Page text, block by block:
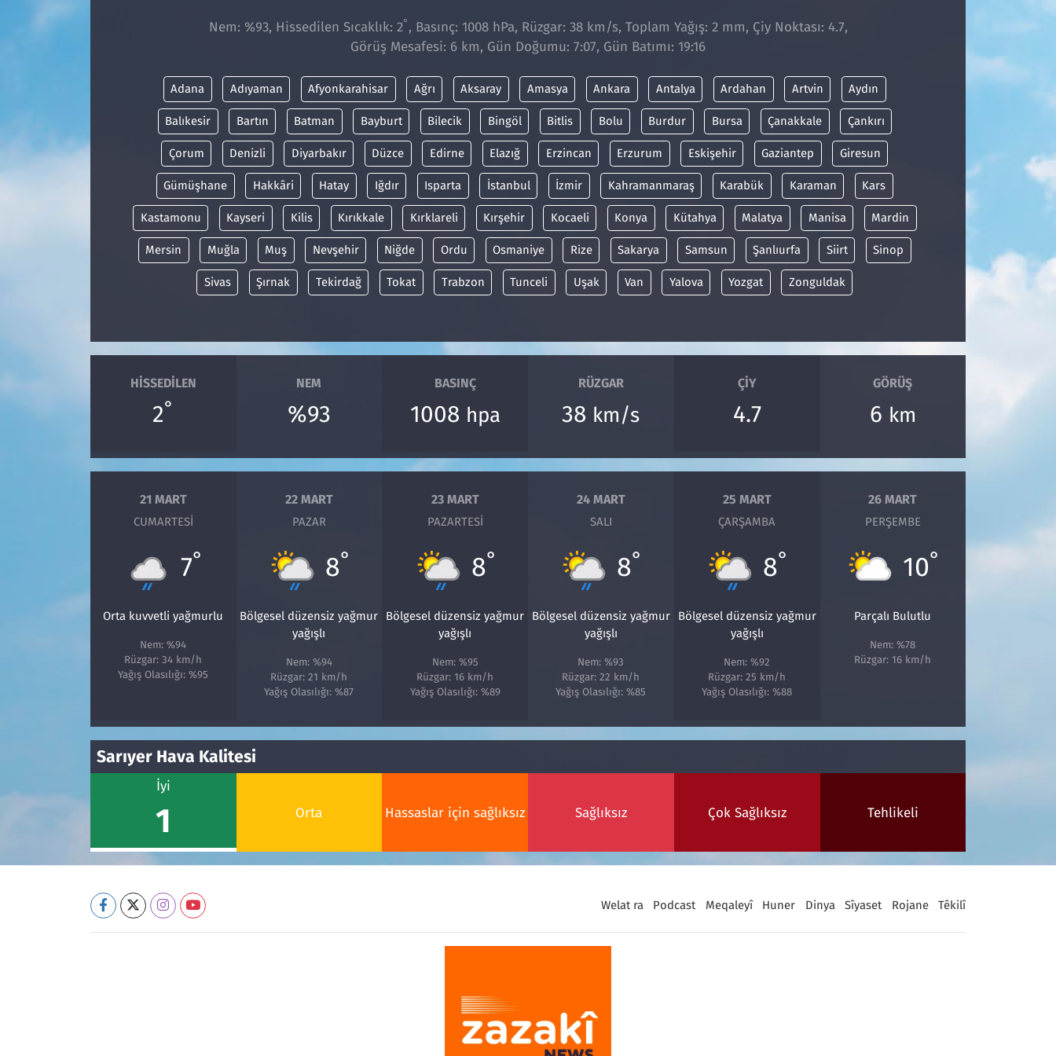
Nem: %93, Hissedilen Sıcaklık: 2° , Basınç: 1008 hPa, Rüzgar: 38 km/s, Toplam Yağış: 2 mm, Çiy Noktası: 4.7,
Görüş Mesafesi: 6 km, Gün Doğumu: 7:07, Gün Batımı: 19:16
Adana Adıyaman Afyonkarahisar Ağrı Aksaray Amasya Ankara Antalya Ardahan Artvin Aydın
Balıkesir Bartın Batman Bayburt Bilecik Bingöl Bitlis Bolu Burdur Bursa Çanakkale Çankırı
Çorum Denizli Diyarbakır Düzce Edirne Elazığ Erzincan Erzurum Eskişehir Gaziantep Giresun
Gümüşhane Hakkâri Hatay Iğdır Isparta İstanbul İzmir Kahramanmaraş Karabük Karaman Kars
Kastamonu Kayseri Kilis Kırıkkale Kırklareli Kırşehir Kocaeli Konya Kütahya Malatya Manisa Mardin
Mersin Muğla Muş Nevşehir Niğde Ordu Osmaniye Rize Sakarya Samsun Şanlıurfa Siirt Sinop
Sivas Şırnak Tekirdağ Tokat Trabzon Tunceli Uşak Van Yalova Yozgat Zonguldak
HISSEDILEN
2°
NEM
%93
BASINÇ
1008 hpa
RÜZGAR
38 km/s
ÇIY
4.7
GÖRÜŞ
6 km
21 MART
CUMARTESI
7°
Orta kuvvetli yağmurlu
Nem: %94
Rüzgar: 34 km/h
Yağış Olasılığı: %95
22 MART
PAZAR
8°
Bölgesel düzensiz yağmur
yağışlı
Nem: %94
Rüzgar: 21 km/h
Yağış Olasılığı: %87
23 MART
PAZARTESI
8°
Bölgesel düzensiz yağmur
yağışlı
Nem: %95
Rüzgar: 16 km/h
Yağış Olasılığı: %89
24 MART
SALI
8°
Bölgesel düzensiz yağmur
yağışlı
Nem: %93
Rüzgar: 22 km/h
Yağış Olasılığı: %85
25 MART
ÇARŞAMBA
8°
Bölgesel düzensiz yağmur
yağışlı
Nem: %92
Rüzgar: 25 km/h
Yağış Olasılığı: %88
26 MART
PERŞEMBE
10°
Parçalı Bulutlu
Nem: %78
Rüzgar: 16 km/h
Sarıyer Hava Kalitesi
İyi
1 Orta Hassaslar için sağlıksız Sağlıksız Çok Sağlıksız Tehlikeli
Welat ra Podcast Meqaleyî Huner Dinya Sîyaset Rojane Têkilî